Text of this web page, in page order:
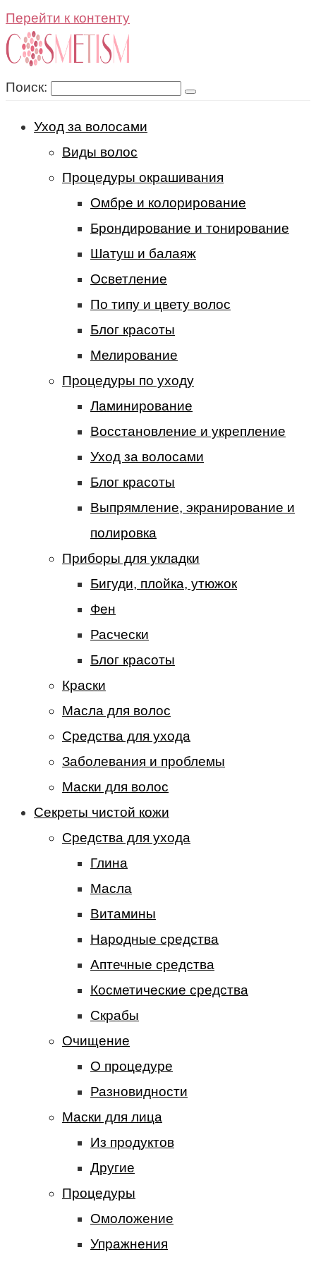
Перейти к контенту
Поиск:
Уход за волосами
Виды волос
Процедуры окрашивания
Омбре и колорирование
Брондирование и тонирование
Шатуш и балаяж
Осветление
По типу и цвету волос
Блог красоты
Мелирование
Процедуры по уходу
Ламинирование
Восстановление и укрепление
Уход за волосами
Блог красоты
Выпрямление, экранирование и
полировка
Приборы для укладки
Бигуди, плойка, утюжок
Фен
Расчески
Блог красоты
Краски
Масла для волос
Средства для ухода
Заболевания и проблемы
Маски для волос
Секреты чистой кожи
Средства для ухода
Глина
Масла
Витамины
Народные средства
Аптечные средства
Косметические средства
Скрабы
Очищение
О процедуре
Разновидности
Маски для лица
Из продуктов
Другие
Процедуры
Омоложение
Упражнения